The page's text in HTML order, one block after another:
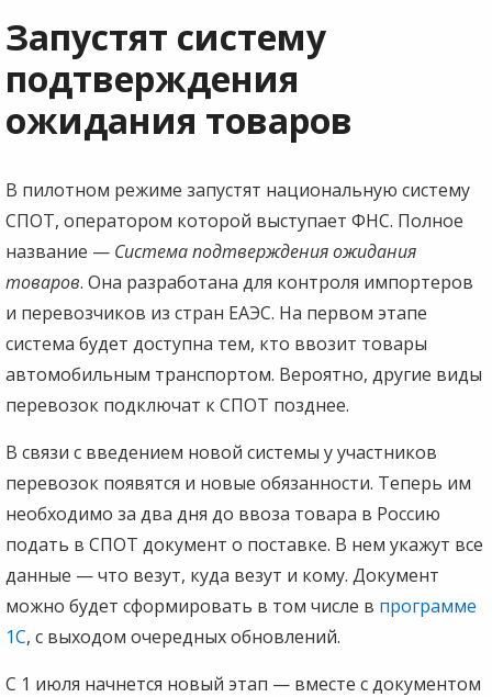
Запустят систему
подтверждения
ожидания товаров
В пилотном режиме запустят национальную систему
СПОТ, оператором которой выступает ФНС. Полное
название — Система подтверждения ожидания
товаров. Она разработана для контроля импортеров
и перевозчиков из стран ЕАЭС. На первом этапе
система будет доступна тем, кто ввозит товары
автомобильным транспортом. Вероятно, другие виды
перевозок подключат к СПОТ позднее.
В связи с введением новой системы у участников
перевозок появятся и новые обязанности. Теперь им
необходимо за два дня до ввоза товара в Россию
подать в СПОТ документ о поставке. В нем укажут все
данные — что везут, куда везут и кому. Документ
можно будет сформировать в том числе в программе
1С, с выходом очередных обновлений.
С 1 июля начнется новый этап — вместе с документом